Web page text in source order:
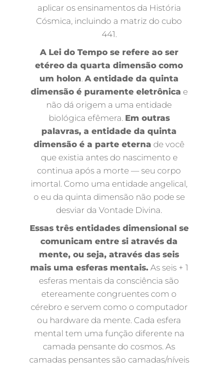
aplicar os ensinamentos da História
Cósmica, incluindo a matriz do cubo
441.
A Lei do Tempo se refere ao ser
etéreo da quarta dimensão como
um holon. A entidade da quinta
dimensão é puramente eletrônica e
não dá origem a uma entidade
biológica efêmera. Em outras
palavras, a entidade da quinta
dimensão é a parte eterna de você
que existia antes do nascimento e
continua após a morte — seu corpo
imortal. Como uma entidade angelical,
o eu da quinta dimensão não pode se
desviar da Vontade Divina.
Essas três entidades dimensional se
comunicam entre si através da
mente, ou seja, através das seis
mais uma esferas mentais.As seis + 1
esferas mentais da consciência são
etereamente congruentes com o
cérebro e servem como o computador
ou hardware da mente. Cada esfera
mental tem uma função diferente na
camada pensante do cosmos. As
camadas pensantes são camadas/níveis